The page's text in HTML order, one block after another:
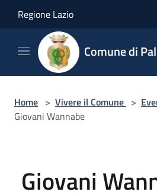
Regione Lazio
Comune di
Home > Vivere il Comune >
Giovani Wannabe
Giovani